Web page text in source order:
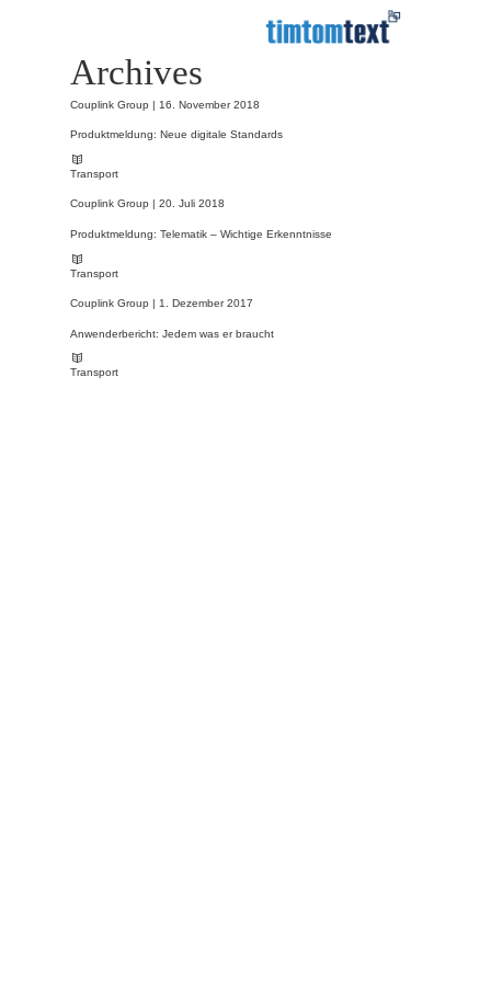
Archives
Couplink Group | 16. November 2018
Produktmeldung: Neue digitale Standards
Transport
Couplink Group | 20. Juli 2018
Produktmeldung: Telematik – Wichtige Erkenntnisse
Transport
Couplink Group | 1. Dezember 2017
Anwenderbericht: Jedem was er braucht
Transport